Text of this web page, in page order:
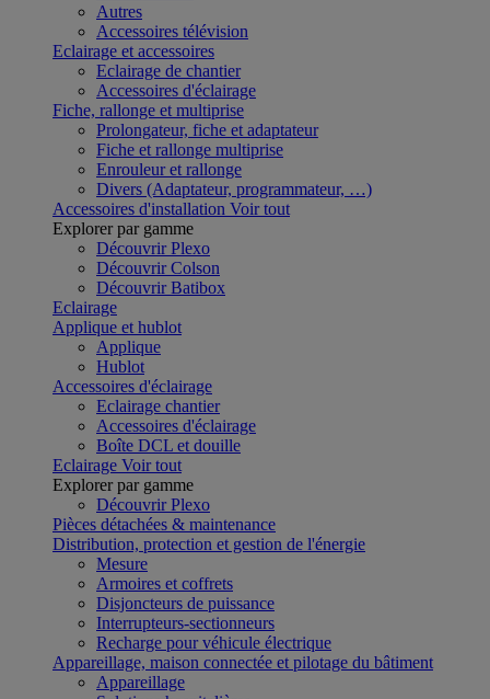
Autres
Accessoires télévision
Eclairage et accessoires
Eclairage de chantier
Accessoires d'éclairage
Fiche, rallonge et multiprise
Prolongateur, fiche et adaptateur
Fiche et rallonge multiprise
Enrouleur et rallonge
Divers (Adaptateur, programmateur, …)
Accessoires d'installation Voir tout
Explorer par gamme
Découvrir Plexo
Découvrir Colson
Découvrir Batibox
Eclairage
Applique et hublot
Applique
Hublot
Accessoires d'éclairage
Eclairage chantier
Accessoires d'éclairage
Boîte DCL et douille
Eclairage Voir tout
Explorer par gamme
Découvrir Plexo
Pièces détachées & maintenance
Distribution, protection et gestion de l'énergie
Mesure
Armoires et coffrets
Disjoncteurs de puissance
Interrupteurs-sectionneurs
Recharge pour véhicule électrique
Appareillage, maison connectée et pilotage du bâtiment
Appareillage